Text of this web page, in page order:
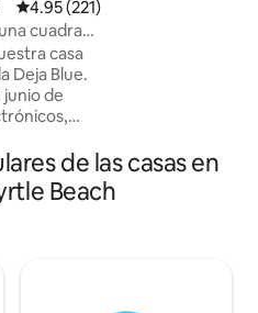
Calificación promedio: 4.95 de
4.95 (221)
cuadra
casa
de
Está
Blvd.
-
Queen, TV
funciones,
de las casas en
Beach